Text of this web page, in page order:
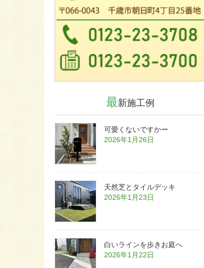
最新施工例
可愛くないですかー
2026年1月26日
天然芝とタイルデッキ
2026年1月23日
白いラインを歩きお庭へ
2026年1月22日